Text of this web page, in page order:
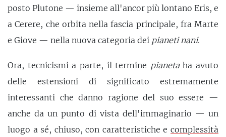
posto Plutone — insieme all'ancor più lontano Eris, e
a Cerere, che orbita nella fascia principale, fra Marte
e Giove — nella nuova categoria dei pianeti nani.
Ora, tecnicismi a parte, il termine pianetaha avuto
delle estensioni di significato estremamente
interessanti che danno ragione del suo essere —
anche da un punto di vista dell'immaginario — un
luogo a sé, chiuso, con caratteristiche e complessità